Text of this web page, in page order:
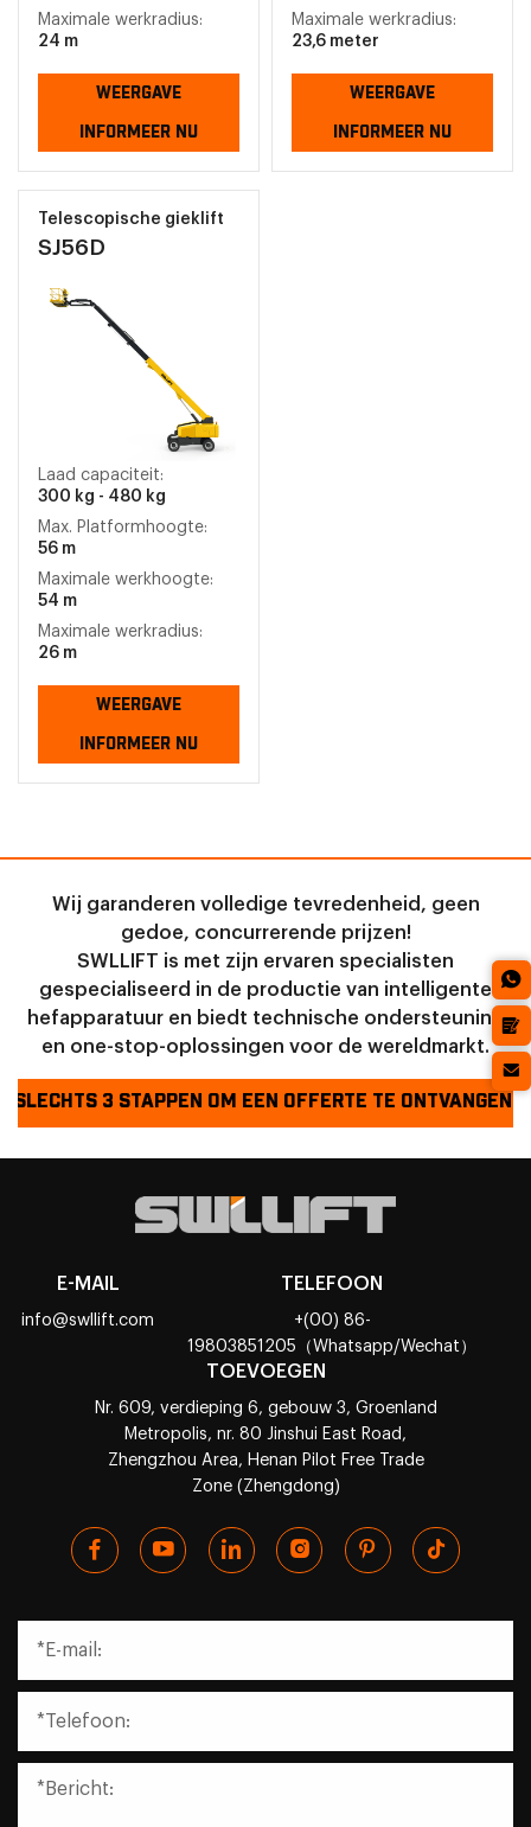
Maximale werkradius:
24 m
WEERGAVE
INFORMEER NU
Maximale werkradius:
23,6 meter
WEERGAVE
INFORMEER NU
Telescopische gieklift
SJ56D
Laad capaciteit:
300 kg - 480 kg
Max. Platformhoogte:
56 m
Maximale werkhoogte:
54 m
Maximale werkradius:
26 m
WEERGAVE
INFORMEER NU
Wij garanderen volledige tevredenheid, geen
gedoe, concurrerende prijzen!
SWLLIFT is met zijn ervaren specialisten
gespecialiseerd in de productie van intelligente
hefapparatuur en biedt technische ondersteuning
en one-stop-oplossingen voor de wereldmarkt.
SLECHTS 3 STAPPEN OM EEN OFFERTE TE ONTVANGEN!
E-MAIL
info@swllift.com
TELEFOON
+(00) 86-
19803851205（Whatsapp/Wechat）
TOEVOEGEN
Nr. 609, verdieping 6, gebouw 3, Groenland
Metropolis, nr. 80 Jinshui East Road,
Zhengzhou Area, Henan Pilot Free Trade
Zone (Zhengdong)